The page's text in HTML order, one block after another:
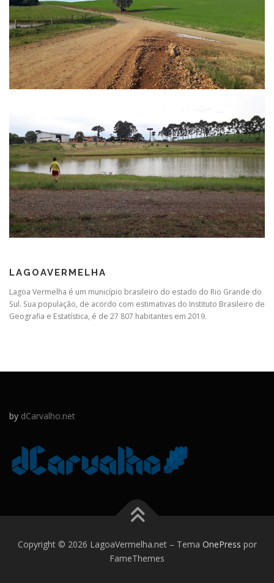
LAGOAVERMELHA
Lagoa Vermelha é um município brasileiro do estado do Rio Grande do
Sul. Sua população, de acordo com estimativas do Instituto Brasileiro de
Geografia e Estatística, é de 27 807 habitantes em 2019.
by dCarvalho.net
Copyright © 2026 LagoaVermelha.net – Tema OnePress por
FameThemes